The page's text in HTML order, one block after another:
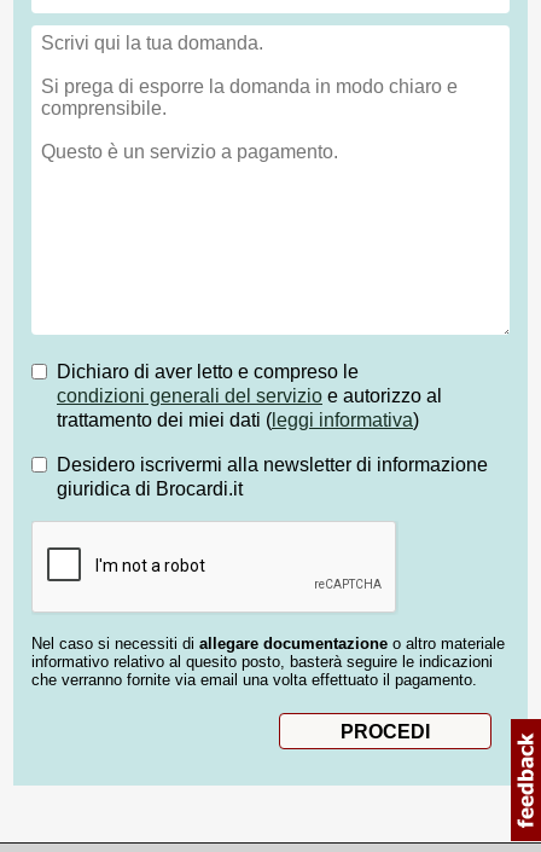
Dichiaro di aver letto e compreso le
condizioni generali del servizio e autorizzo al
trattamento dei miei dati ( leggi informativa)
Desidero iscrivermi alla newsletter di informazione
giuridica di Brocardi.it
Nel caso si necessiti di allegare documentazione o altro materiale
informativo relativo al quesito posto, basterà seguire le indicazioni
che verranno fornite via email una volta effettuato il pagamento.